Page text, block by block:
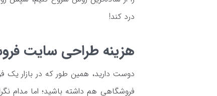
درد کند!
هزینه طراحی سایت
دوست دارید، همین طور که در بازار یک
فروشگاهی هم داشته باشید؛ اما مدام